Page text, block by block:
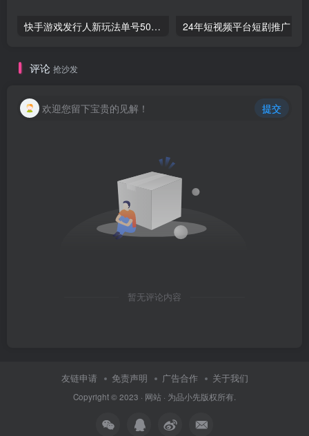
快手游戏发行人新玩法单号500+，无限接码加爆款视频二合一最终玩法 小白必做-知名技术官-品小先项目发源地
评论 抢沙发
欢迎您留下宝贵的见解！ 提交
暂无评论内容
友链申请 免责声明 广告合作 关于我们
Copyright © 2023 · 网站 · 为品小先版权所有.